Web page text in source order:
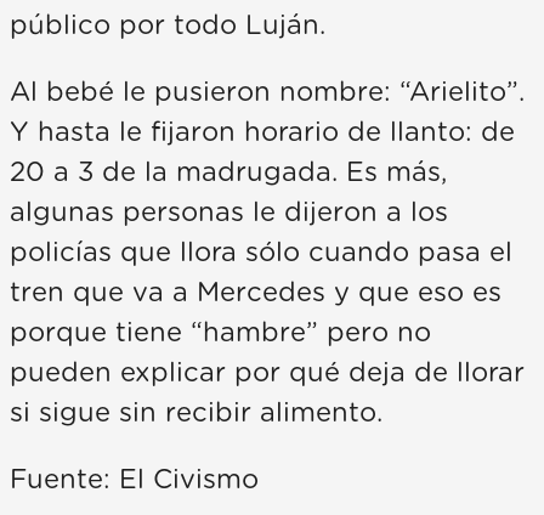
público por todo Luján.
Al bebé le pusieron nombre: “Arielito”.
Y hasta le fijaron horario de llanto: de
20 a 3 de la madrugada. Es más,
algunas personas le dijeron a los
policías que llora sólo cuando pasa el
tren que va a Mercedes y que eso es
porque tiene “hambre” pero no
pueden explicar por qué deja de llorar
si sigue sin recibir alimento.
Fuente: El Civismo